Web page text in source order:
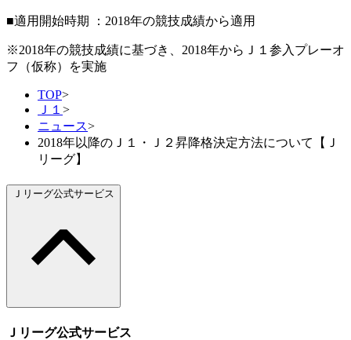
■適用開始時期 ：2018年の競技成績から適用
※2018年の競技成績に基づき、2018年からＪ１参入プレーオ
フ（仮称）を実施
TOP>
Ｊ１ >
ニュース>
2018年以降のＪ１・Ｊ２昇降格決定方法について【Ｊ
リーグ】
Ｊリーグ公式サービス
Ｊリーグ公式サービス